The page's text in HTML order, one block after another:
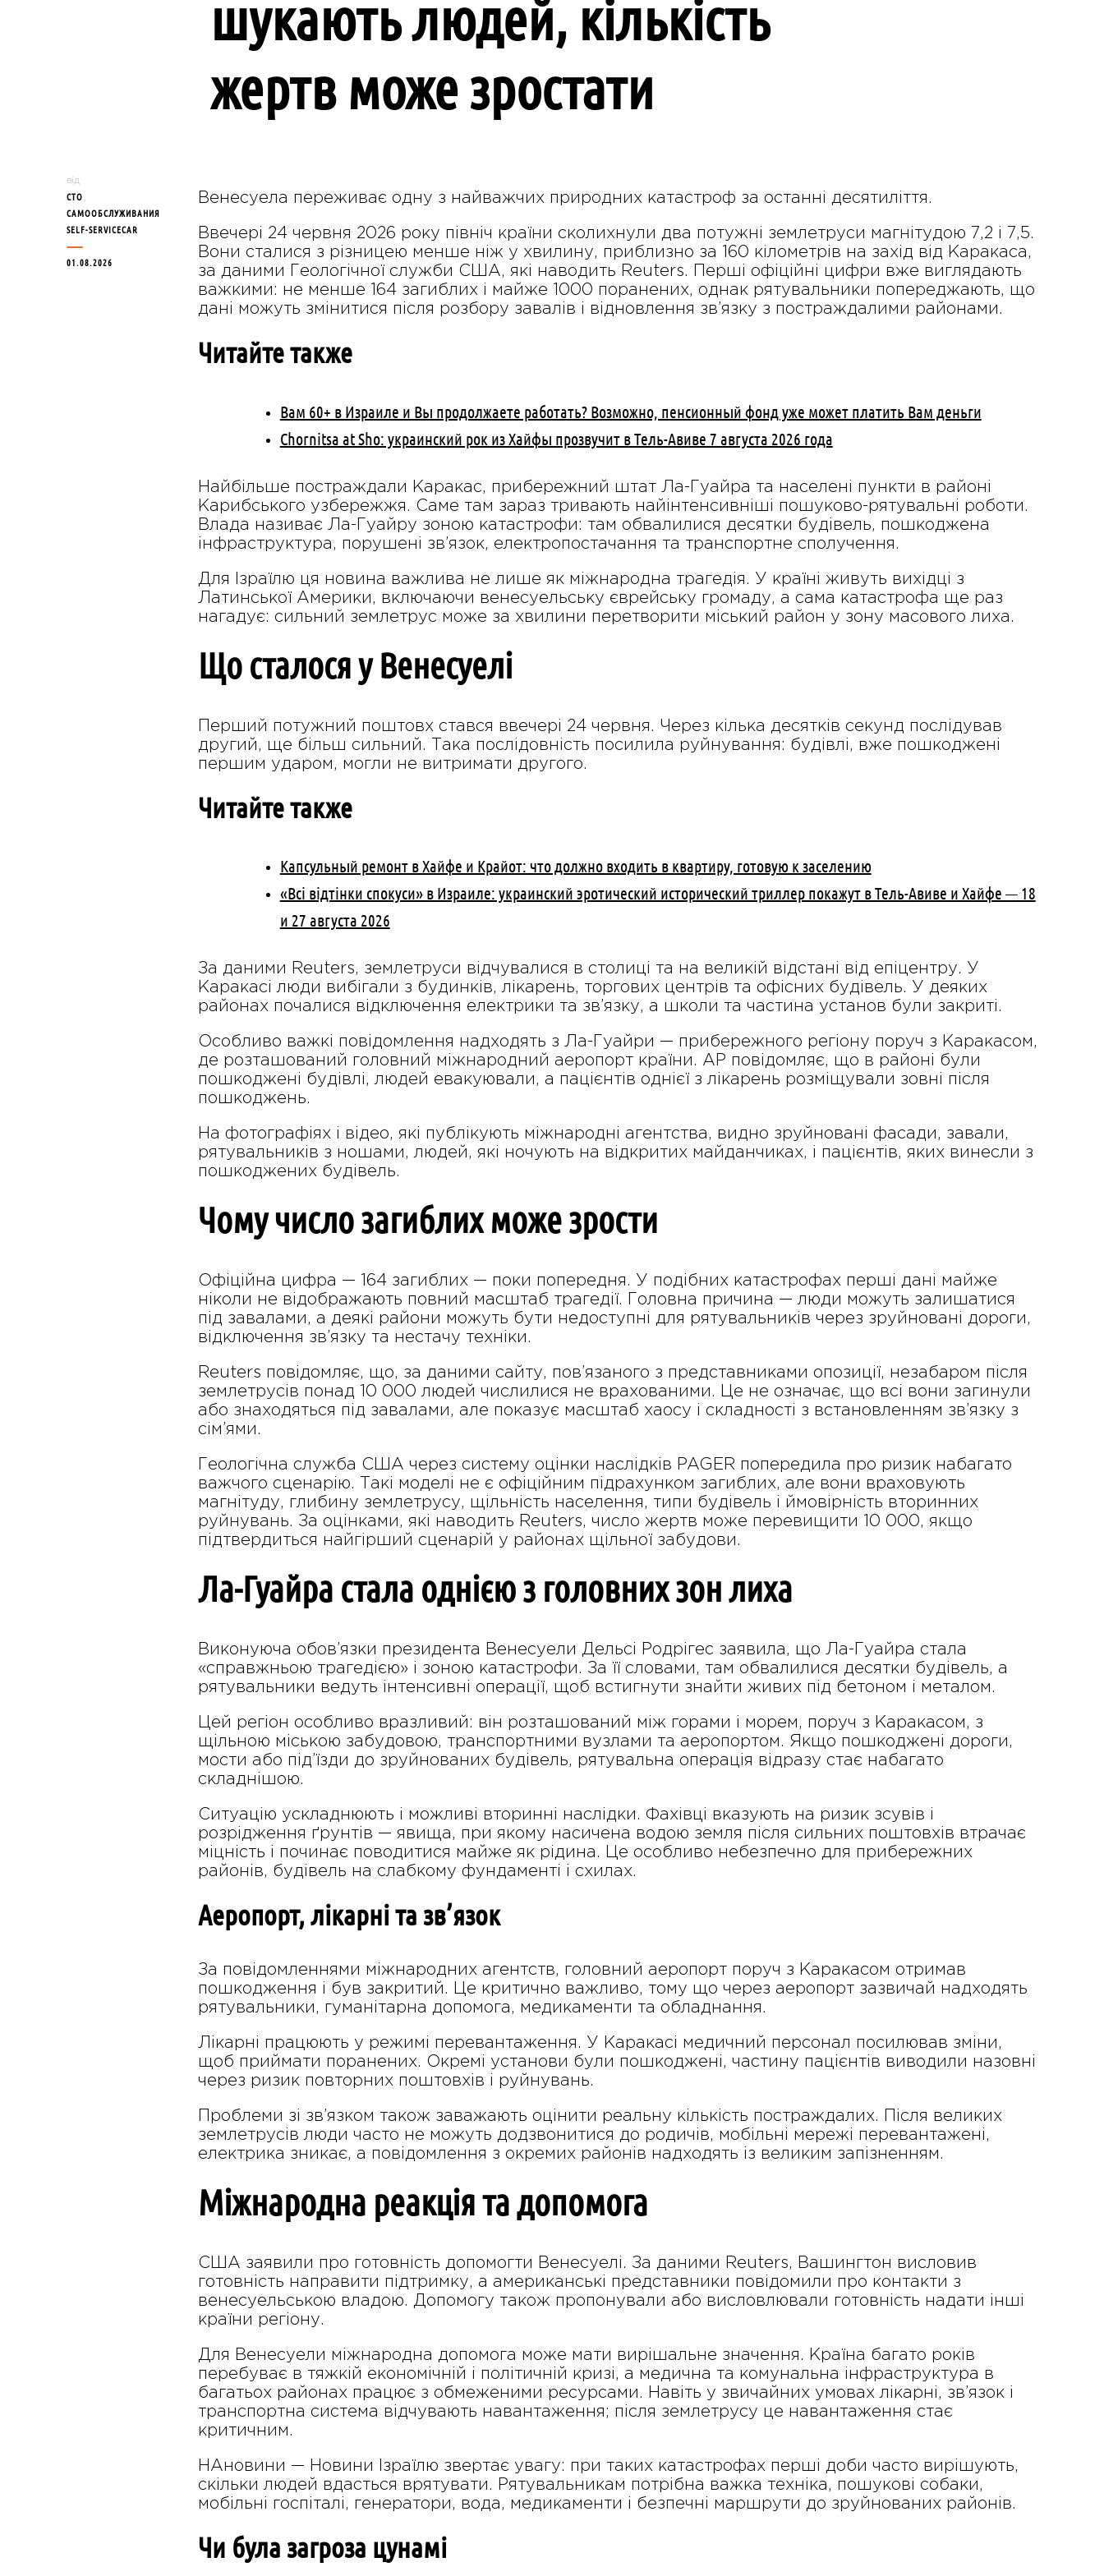
шукають людей, кількість
жертв може зростати
від
СТО
САМООБСЛУЖИВАНИЯ
SELF-SERVICECAR
01.08.2026
Венесуела переживає одну з найважчих природних катастроф за останні десятиліття.
Ввечері 24 червня 2026 року північ країни сколихнули два потужні землетруси магнітудою 7,2 і 7,5.
Вони сталися з різницею менше ніж у хвилину, приблизно за 160 кілометрів на захід від Каракаса,
за даними Геологічної служби США, які наводить Reuters. Перші офіційні цифри вже виглядають
важкими: не менше 164 загиблих і майже 1000 поранених, однак рятувальники попереджають, що
дані можуть змінитися після розбору завалів і відновлення зв’язку з постраждалими районами.
Читайте также
Вам 60+ в Израиле и Вы продолжаете работать? Возможно, пенсионный фонд уже может платить Вам деньги
Chornitsa at Sho: украинский рок из Хайфы прозвучит в Тель-Авиве 7 августа 2026 года
Найбільше постраждали Каракас, прибережний штат Ла-Гуайра та населені пункти в районі
Карибського узбережжя. Саме там зараз тривають найінтенсивніші пошуково-рятувальні роботи.
Влада називає Ла-Гуайру зоною катастрофи: там обвалилися десятки будівель, пошкоджена
інфраструктура, порушені зв’язок, електропостачання та транспортне сполучення.
Для Ізраїлю ця новина важлива не лише як міжнародна трагедія. У країні живуть вихідці з
Латинської Америки, включаючи венесуельську єврейську громаду, а сама катастрофа ще раз
нагадує: сильний землетрус може за хвилини перетворити міський район у зону масового лиха.
Що сталося у Венесуелі
Перший потужний поштовх стався ввечері 24 червня. Через кілька десятків секунд послідував
другий, ще більш сильний. Така послідовність посилила руйнування: будівлі, вже пошкоджені
першим ударом, могли не витримати другого.
Читайте также
Капсульный ремонт в Хайфе и Крайот: что должно входить в квартиру, готовую к заселению
«Всі відтінки спокуси» в Израиле: украинский эротический исторический триллер покажут в Тель-Авиве и Хайфе — 18
и 27 августа 2026
За даними Reuters, землетруси відчувалися в столиці та на великій відстані від епіцентру. У
Каракасі люди вибігали з будинків, лікарень, торгових центрів та офісних будівель. У деяких
районах почалися відключення електрики та зв’язку, а школи та частина установ були закриті.
Особливо важкі повідомлення надходять з Ла-Гуайри — прибережного регіону поруч з Каракасом,
де розташований головний міжнародний аеропорт країни. AP повідомляє, що в районі були
пошкоджені будівлі, людей евакуювали, а пацієнтів однієї з лікарень розміщували зовні після
пошкоджень.
На фотографіях і відео, які публікують міжнародні агентства, видно зруйновані фасади, завали,
рятувальників з ношами, людей, які ночують на відкритих майданчиках, і пацієнтів, яких винесли з
пошкоджених будівель.
Чому число загиблих може зрости
Офіційна цифра — 164 загиблих — поки попередня. У подібних катастрофах перші дані майже
ніколи не відображають повний масштаб трагедії. Головна причина — люди можуть залишатися
під завалами, а деякі райони можуть бути недоступні для рятувальників через зруйновані дороги,
відключення зв’язку та нестачу техніки.
Reuters повідомляє, що, за даними сайту, пов’язаного з представниками опозиції, незабаром після
землетрусів понад 10 000 людей числилися не врахованими. Це не означає, що всі вони загинули
або знаходяться під завалами, але показує масштаб хаосу і складності з встановленням зв’язку з
сім’ями.
Геологічна служба США через систему оцінки наслідків PAGER попередила про ризик набагато
важчого сценарію. Такі моделі не є офіційним підрахунком загиблих, але вони враховують
магнітуду, глибину землетрусу, щільність населення, типи будівель і ймовірність вторинних
руйнувань. За оцінками, які наводить Reuters, число жертв може перевищити 10 000, якщо
підтвердиться найгірший сценарій у районах щільної забудови.
Ла-Гуайра стала однією з головних зон лиха
Виконуюча обов’язки президента Венесуели Дельсі Родрігес заявила, що Ла-Гуайра стала
«справжньою трагедією» і зоною катастрофи. За її словами, там обвалилися десятки будівель, а
рятувальники ведуть інтенсивні операції, щоб встигнути знайти живих під бетоном і металом.
Цей регіон особливо вразливий: він розташований між горами і морем, поруч з Каракасом, з
щільною міською забудовою, транспортними вузлами та аеропортом. Якщо пошкоджені дороги,
мости або під’їзди до зруйнованих будівель, рятувальна операція відразу стає набагато
складнішою.
Ситуацію ускладнюють і можливі вторинні наслідки. Фахівці вказують на ризик зсувів і
розрідження ґрунтів — явища, при якому насичена водою земля після сильних поштовхів втрачає
міцність і починає поводитися майже як рідина. Це особливо небезпечно для прибережних
районів, будівель на слабкому фундаменті і схилах.
Аеропорт, лікарні та зв’язок
За повідомленнями міжнародних агентств, головний аеропорт поруч з Каракасом отримав
пошкодження і був закритий. Це критично важливо, тому що через аеропорт зазвичай надходять
рятувальники, гуманітарна допомога, медикаменти та обладнання.
Лікарні працюють у режимі перевантаження. У Каракасі медичний персонал посилював зміни,
щоб приймати поранених. Окремі установи були пошкоджені, частину пацієнтів виводили назовні
через ризик повторних поштовхів і руйнувань.
Проблеми зі зв’язком також заважають оцінити реальну кількість постраждалих. Після великих
землетрусів люди часто не можуть додзвонитися до родичів, мобільні мережі перевантажені,
електрика зникає, а повідомлення з окремих районів надходять із великим запізненням.
Міжнародна реакція та допомога
США заявили про готовність допомогти Венесуелі. За даними Reuters, Вашингтон висловив
готовність направити підтримку, а американські представники повідомили про контакти з
венесуельською владою. Допомогу також пропонували або висловлювали готовність надати інші
країни регіону.
Для Венесуели міжнародна допомога може мати вирішальне значення. Країна багато років
перебуває в тяжкій економічній і політичній кризі, а медична та комунальна інфраструктура в
багатьох районах працює з обмеженими ресурсами. Навіть у звичайних умовах лікарні, зв’язок і
транспортна система відчувають навантаження; після землетрусу це навантаження стає
критичним.
НАновини — Новини Ізраїлю звертає увагу: при таких катастрофах перші доби часто вирішують,
скільки людей вдасться врятувати. Рятувальникам потрібна важка техніка, пошукові собаки,
мобільні госпіталі, генератори, вода, медикаменти і безпечні маршрути до зруйнованих районів.
Чи була загроза цунамі